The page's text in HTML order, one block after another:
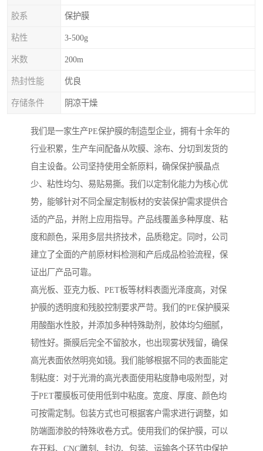
胶系 保护膜
粘性 3-500g
米数 200m
热封性能 优良
存储条件 阴凉干燥
我们是一家生产PE保护膜的制造型企业，拥有十余年的
行业积累，生产车间配备从吹膜、涂布、分切到发货的
自主设备。公司坚持使用全新原料，确保保护膜晶点
少、粘性均匀、易贴易撕。我们以定制化能力为核心优
势，能够针对不同全屋定制板材的安装保护需求提供合
适的产品，并附上应用指导。产品线覆盖多种厚度、粘
度和颜色，采用多层共挤技术，品质稳定。同时，公司
建立了全面的产前原材料检测和产后成品检验流程，保
证出厂产品可靠。
高光板、亚克力板、PET板等材料表面光泽度高，对保
护膜的透明度和残胶控制要求严苛。我们的PE保护膜采
用酸酯水性胶，并添加多种特殊助剂，胶体均匀细腻，
韧性好。撕膜后完全不留胶水，也出现雾状残留，确保
高光表面依然明亮如镜。我们能够根据不同的表面能定
制粘度：对于光滑的高光表面使用粘度静电吸附型，对
于PET覆膜板可使用低到中粘度。宽度、厚度、颜色均
可按需定制。包装方式也可根据客户需求进行调整，如
防端面渗胶的特殊收卷方式。使用我们的保护膜，可以
在开料、CNC雕刻、封边、包装、运输各个环节中保护